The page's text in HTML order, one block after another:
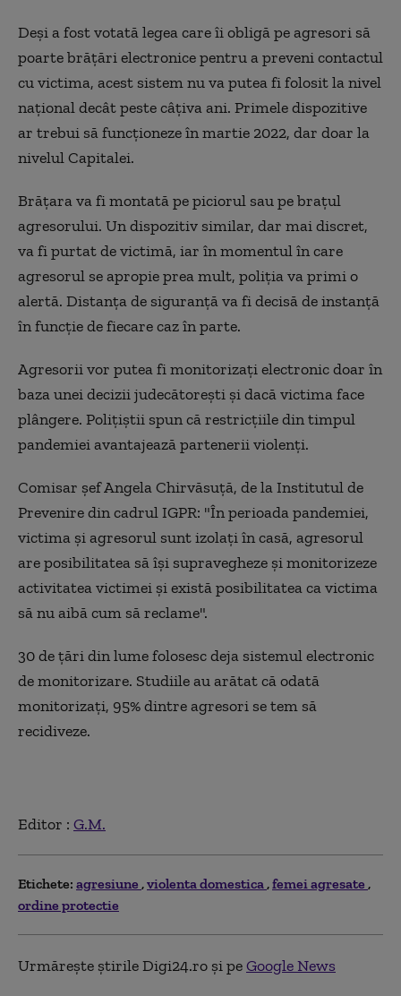
Deși a fost votată legea care îi obligă pe agresori să
poarte brățări electronice pentru a preveni contactul
cu victima, acest sistem nu va putea fi folosit la nivel
național decât peste câțiva ani. Primele dispozitive
ar trebui să funcționeze în martie 2022, dar doar la
nivelul Capitalei.
Brățara va fi montată pe piciorul sau pe brațul
agresorului. Un dispozitiv similar, dar mai discret,
va fi purtat de victimă, iar în momentul în care
agresorul se apropie prea mult, poliția va primi o
alertă. Distanța de siguranță va fi decisă de instanță
în funcție de fiecare caz în parte.
Agresorii vor putea fi monitorizați electronic doar în
baza unei decizii judecătorești și dacă victima face
plângere. Polițiștii spun că restricțiile din timpul
pandemiei avantajează partenerii violenți.
Comisar șef Angela Chirvăsuță, de la Institutul de
Prevenire din cadrul IGPR: "În perioada pandemiei,
victima și agresorul sunt izolați în casă, agresorul
are posibilitatea să își supravegheze și monitorizeze
activitatea victimei și există posibilitatea ca victima
să nu aibă cum să reclame".
30 de țări din lume folosesc deja sistemul electronic
de monitorizare. Studiile au arătat că odată
monitorizați, 95% dintre agresori se tem să
recidiveze.
Editor : G.M.
Etichete: agresiune violenta domestica femei agresate
ordine protectie
Urmărește știrile Digi24.ro și peGoogle News